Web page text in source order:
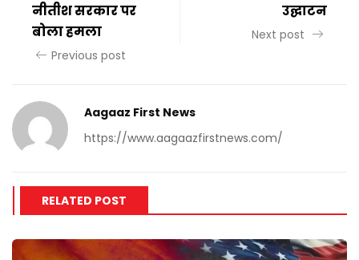
नीतीश सरकार पर
बोला हमला
Previous post
उद्घाटन
Next post
Aagaaz First News
https://www.aagaazfirstnews.com/
RELATED POST